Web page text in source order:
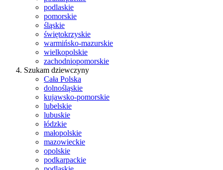
podlaskie
pomorskie
śląskie
świętokrzyskie
warmińsko-mazurskie
wielkopolskie
zachodniopomorskie
Szukam dziewczyny
Cała Polska
dolnośląskie
kujawsko-pomorskie
lubelskie
lubuskie
łódzkie
małopolskie
mazowieckie
opolskie
podkarpackie